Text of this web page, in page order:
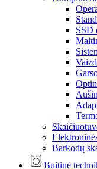
SSD
Barkodų
Buitinė